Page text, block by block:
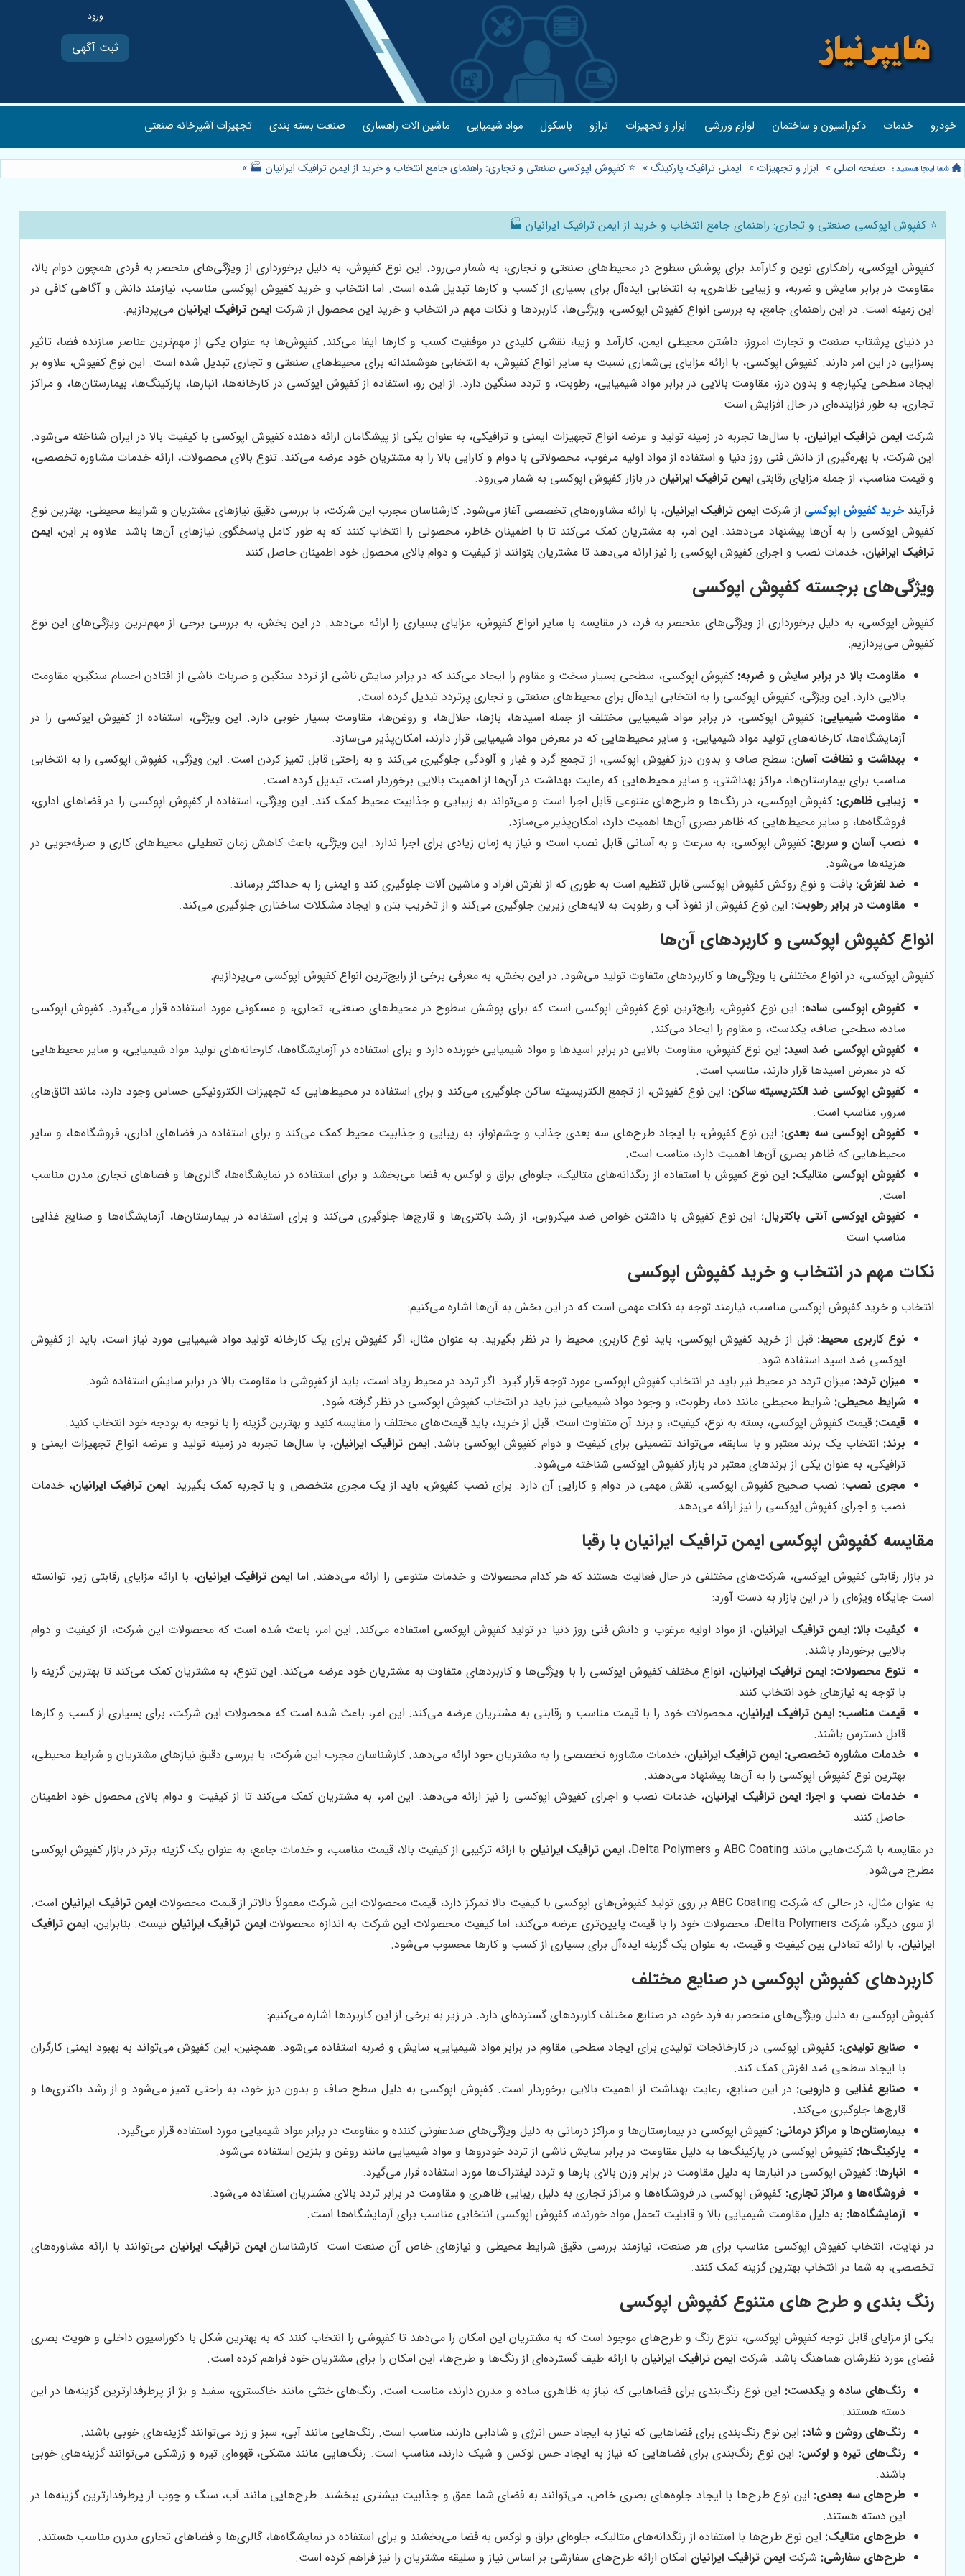
ثبت آگهی
خودرو خدمات دکوراسیون و ساختمان لوازم ورزشی ابزار و تجهیزات ترازو باسکول مواد شیمیایی ماشین آلات راهسازی صنعت بسته بندی تجهیزات آشپزخانه صنعتی
صفحه اصلی » ابزار و تجهیزات » ایمنی ترافیک پارکینگ» ⭐️ کفپوش اپوکسی صنعتی و تجاری: راهنمای جامع انتخاب و خرید از ایمن ترافیک ایرانیان 🏭 »
⭐️ کفپوش اپوکسی صنعتی و تجاری: راهنمای جامع انتخاب و خرید از ایمن ترافیک ایرانیان 🏭
کفپوش اپوکسی، راهکاری نوین و کارآمد برای پوشش سطوح در محیط‌های صنعتی و تجاری، به شمار می‌رود. این نوع کفپوش، به دلیل برخورداری از ویژگی‌های منحصر به فردی همچون دوام بالا،
مقاومت در برابر سایش و ضربه، و زیبایی ظاهری، به انتخابی ایده‌آل برای بسیاری از کسب و کارها تبدیل شده است. اما انتخاب و خرید کفپوش اپوکسی مناسب، نیازمند دانش و آگاهی کافی در
این زمینه است. در این راهنمای جامع، به بررسی انواع کفپوش اپوکسی، ویژگی‌ها، کاربردها و نکات مهم در انتخاب و خرید این محصول از شرکت ایمن ترافیک ایرانیان می‌پردازیم.
در دنیای پرشتاب صنعت و تجارت امروز، داشتن محیطی ایمن، کارآمد و زیبا، نقشی کلیدی در موفقیت کسب و کارها ایفا می‌کند. کفپوش‌ها به عنوان یکی از مهم‌ترین عناصر سازنده فضا، تاثیر
بسزایی در این امر دارند. کفپوش اپوکسی، با ارائه مزایای بی‌شماری نسبت به سایر انواع کفپوش، به انتخابی هوشمندانه برای محیط‌های صنعتی و تجاری تبدیل شده است. این نوع کفپوش، علاوه بر
ایجاد سطحی یکپارچه و بدون درز، مقاومت بالایی در برابر مواد شیمیایی، رطوبت، و تردد سنگین دارد. از این رو، استفاده از کفپوش اپوکسی در کارخانه‌ها، انبارها، پارکینگ‌ها، بیمارستان‌ها، و مراکز
تجاری، به طور فزاینده‌ای در حال افزایش است.
شرکتایمن ترافیک ایرانیان، با سال‌ها تجربه در زمینه تولید و عرضه انواع تجهیزات ایمنی و ترافیکی، به عنوان یکی از پیشگامان ارائه دهنده کفپوش اپوکسی با کیفیت بالا در ایران شناخته می‌شود.
این شرکت، با بهره‌گیری از دانش فنی روز دنیا و استفاده از مواد اولیه مرغوب، محصولاتی با دوام و کارایی بالا را به مشتریان خود عرضه می‌کند. تنوع بالای محصولات، ارائه خدمات مشاوره تخصصی،
و قیمت مناسب، از جمله مزایای رقابتی ایمن ترافیک ایرانیان در بازار کفپوش اپوکسی به شمار می‌رود.
فرآیند خرید کفپوش اپوکسی از شرکت ایمن ترافیک ایرانیان، با ارائه مشاوره‌های تخصصی آغاز می‌شود. کارشناسان مجرب این شرکت، با بررسی دقیق نیازهای مشتریان و شرایط محیطی، بهترین نوع
کفپوش اپوکسی را به آن‌ها پیشنهاد می‌دهند. این امر، به مشتریان کمک می‌کند تا با اطمینان خاطر، محصولی را انتخاب کنند که به طور کامل پاسخگوی نیازهای آن‌ها باشد. علاوه بر این،ایمن
ترافیک ایرانیان، خدمات نصب و اجرای کفپوش اپوکسی را نیز ارائه می‌دهد تا مشتریان بتوانند از کیفیت و دوام بالای محصول خود اطمینان حاصل کنند.
ویژگی‌های برجسته کفپوش اپوکسی
کفپوش اپوکسی، به دلیل برخورداری از ویژگی‌های منحصر به فرد، در مقایسه با سایر انواع کفپوش، مزایای بسیاری را ارائه می‌دهد. در این بخش، به بررسی برخی از مهم‌ترین ویژگی‌های این نوع
کفپوش می‌پردازیم:
مقاومت بالا در برابر سایش و ضربه: کفپوش اپوکسی، سطحی بسیار سخت و مقاوم را ایجاد می‌کند که در برابر سایش ناشی از تردد سنگین و ضربات ناشی از افتادن اجسام سنگین، مقاومت
بالایی دارد. این ویژگی، کفپوش اپوکسی را به انتخابی ایده‌آل برای محیط‌های صنعتی و تجاری پرتردد تبدیل کرده است.
مقاومت شیمیایی: کفپوش اپوکسی، در برابر مواد شیمیایی مختلف از جمله اسیدها، بازها، حلال‌ها، و روغن‌ها، مقاومت بسیار خوبی دارد. این ویژگی، استفاده از کفپوش اپوکسی را در
آزمایشگاه‌ها، کارخانه‌های تولید مواد شیمیایی، و سایر محیط‌هایی که در معرض مواد شیمیایی قرار دارند، امکان‌پذیر می‌سازد.
بهداشت و نظافت آسان: سطح صاف و بدون درز کفپوش اپوکسی، از تجمع گرد و غبار و آلودگی جلوگیری می‌کند و به راحتی قابل تمیز کردن است. این ویژگی، کفپوش اپوکسی را به انتخابی
مناسب برای بیمارستان‌ها، مراکز بهداشتی، و سایر محیط‌هایی که رعایت بهداشت در آن‌ها از اهمیت بالایی برخوردار است، تبدیل کرده است.
زیبایی ظاهری: کفپوش اپوکسی، در رنگ‌ها و طرح‌های متنوعی قابل اجرا است و می‌تواند به زیبایی و جذابیت محیط کمک کند. این ویژگی، استفاده از کفپوش اپوکسی را در فضاهای اداری،
فروشگاه‌ها، و سایر محیط‌هایی که ظاهر بصری آن‌ها اهمیت دارد، امکان‌پذیر می‌سازد.
نصب آسان و سریع: کفپوش اپوکسی، به سرعت و به آسانی قابل نصب است و نیاز به زمان زیادی برای اجرا ندارد. این ویژگی، باعث کاهش زمان تعطیلی محیط‌های کاری و صرفه‌جویی در
هزینه‌ها می‌شود.
ضد لغزش: بافت و نوع روکش کفپوش اپوکسی قابل تنظیم است به طوری که از لغزش افراد و ماشین آلات جلوگیری کند و ایمنی را به حداکثر برساند.
مقاومت در برابر رطوبت: این نوع کفپوش از نفوذ آب و رطوبت به لایه‌های زیرین جلوگیری می‌کند و از تخریب بتن و ایجاد مشکلات ساختاری جلوگیری می‌کند.
انواع کفپوش اپوکسی و کاربردهای آن‌ها
کفپوش اپوکسی، در انواع مختلفی با ویژگی‌ها و کاربردهای متفاوت تولید می‌شود. در این بخش، به معرفی برخی از رایج‌ترین انواع کفپوش اپوکسی می‌پردازیم:
کفپوش اپوکسی ساده: این نوع کفپوش، رایج‌ترین نوع کفپوش اپوکسی است که برای پوشش سطوح در محیط‌های صنعتی، تجاری، و مسکونی مورد استفاده قرار می‌گیرد. کفپوش اپوکسی
ساده، سطحی صاف، یکدست، و مقاوم را ایجاد می‌کند.
کفپوش اپوکسی ضد اسید: این نوع کفپوش، مقاومت بالایی در برابر اسیدها و مواد شیمیایی خورنده دارد و برای استفاده در آزمایشگاه‌ها، کارخانه‌های تولید مواد شیمیایی، و سایر محیط‌هایی
که در معرض اسیدها قرار دارند، مناسب است.
کفپوش اپوکسی ضد الکتریسیته ساکن: این نوع کفپوش، از تجمع الکتریسیته ساکن جلوگیری می‌کند و برای استفاده در محیط‌هایی که تجهیزات الکترونیکی حساس وجود دارد، مانند اتاق‌های
سرور، مناسب است.
کفپوش اپوکسی سه بعدی: این نوع کفپوش، با ایجاد طرح‌های سه بعدی جذاب و چشم‌نواز، به زیبایی و جذابیت محیط کمک می‌کند و برای استفاده در فضاهای اداری، فروشگاه‌ها، و سایر
محیط‌هایی که ظاهر بصری آن‌ها اهمیت دارد، مناسب است.
کفپوش اپوکسی متالیک: این نوع کفپوش با استفاده از رنگدانه‌های متالیک، جلوه‌ای براق و لوکس به فضا می‌بخشد و برای استفاده در نمایشگاه‌ها، گالری‌ها و فضاهای تجاری مدرن مناسب
است.
کفپوش اپوکسی آنتی باکتریال: این نوع کفپوش با داشتن خواص ضد میکروبی، از رشد باکتری‌ها و قارچ‌ها جلوگیری می‌کند و برای استفاده در بیمارستان‌ها، آزمایشگاه‌ها و صنایع غذایی
مناسب است.
نکات مهم در انتخاب و خرید کفپوش اپوکسی
انتخاب و خرید کفپوش اپوکسی مناسب، نیازمند توجه به نکات مهمی است که در این بخش به آن‌ها اشاره می‌کنیم:
نوع کاربری محیط: قبل از خرید کفپوش اپوکسی، باید نوع کاربری محیط را در نظر بگیرید. به عنوان مثال، اگر کفپوش برای یک کارخانه تولید مواد شیمیایی مورد نیاز است، باید از کفپوش
اپوکسی ضد اسید استفاده شود.
میزان تردد: میزان تردد در محیط نیز باید در انتخاب کفپوش اپوکسی مورد توجه قرار گیرد. اگر تردد در محیط زیاد است، باید از کفپوشی با مقاومت بالا در برابر سایش استفاده شود.
شرایط محیطی: شرایط محیطی مانند دما، رطوبت، و وجود مواد شیمیایی نیز باید در انتخاب کفپوش اپوکسی در نظر گرفته شود.
قیمت: قیمت کفپوش اپوکسی، بسته به نوع، کیفیت، و برند آن متفاوت است. قبل از خرید، باید قیمت‌های مختلف را مقایسه کنید و بهترین گزینه را با توجه به بودجه خود انتخاب کنید.
برند: انتخاب یک برند معتبر و با سابقه، می‌تواند تضمینی برای کیفیت و دوام کفپوش اپوکسی باشد.ایمن ترافیک ایرانیان، با سال‌ها تجربه در زمینه تولید و عرضه انواع تجهیزات ایمنی و
ترافیکی، به عنوان یکی از برندهای معتبر در بازار کفپوش اپوکسی شناخته می‌شود.
مجری نصب: نصب صحیح کفپوش اپوکسی، نقش مهمی در دوام و کارایی آن دارد. برای نصب کفپوش، باید از یک مجری متخصص و با تجربه کمک بگیرید. ایمن ترافیک ایرانیان، خدمات
نصب و اجرای کفپوش اپوکسی را نیز ارائه می‌دهد.
مقایسه کفپوش اپوکسی ایمن ترافیک ایرانیان با رقبا
در بازار رقابتی کفپوش اپوکسی، شرکت‌های مختلفی در حال فعالیت هستند که هر کدام محصولات و خدمات متنوعی را ارائه می‌دهند. اماایمن ترافیک ایرانیان، با ارائه مزایای رقابتی زیر، توانسته
است جایگاه ویژه‌ای را در این بازار به دست آورد:
کیفیت بالا: ایمن ترافیک ایرانیان، از مواد اولیه مرغوب و دانش فنی روز دنیا در تولید کفپوش اپوکسی استفاده می‌کند. این امر، باعث شده است که محصولات این شرکت، از کیفیت و دوام
بالایی برخوردار باشند.
تنوع محصولات: ایمن ترافیک ایرانیان، انواع مختلف کفپوش اپوکسی را با ویژگی‌ها و کاربردهای متفاوت به مشتریان خود عرضه می‌کند. این تنوع، به مشتریان کمک می‌کند تا بهترین گزینه را
با توجه به نیازهای خود انتخاب کنند.
قیمت مناسب: ایمن ترافیک ایرانیان، محصولات خود را با قیمت مناسب و رقابتی به مشتریان عرضه می‌کند. این امر، باعث شده است که محصولات این شرکت، برای بسیاری از کسب و کارها
قابل دسترس باشند.
خدمات مشاوره تخصصی: ایمن ترافیک ایرانیان، خدمات مشاوره تخصصی را به مشتریان خود ارائه می‌دهد. کارشناسان مجرب این شرکت، با بررسی دقیق نیازهای مشتریان و شرایط محیطی،
بهترین نوع کفپوش اپوکسی را به آن‌ها پیشنهاد می‌دهند.
خدمات نصب و اجرا: ایمن ترافیک ایرانیان، خدمات نصب و اجرای کفپوش اپوکسی را نیز ارائه می‌دهد. این امر، به مشتریان کمک می‌کند تا از کیفیت و دوام بالای محصول خود اطمینان
حاصل کنند.
در مقایسه با شرکت‌هایی مانند ABC Coating و Delta Polymers،
ایمن ترافیک ایرانیان با ارائه ترکیبی از کیفیت بالا، قیمت مناسب، و خدمات جامع، به عنوان یک گزینه برتر در بازار کفپوش اپوکسی
مطرح می‌شود.
به عنوان مثال، در حالی که شرکت ABC Coating بر روی تولید کفپوش‌های اپوکسی با کیفیت بالا تمرکز دارد، قیمت محصولات این شرکت معمولاً بالاتر از قیمت محصولات
ایمن ترافیک ایرانیان است.
از سوی دیگر، شرکت Delta Polymers، محصولات خود را با قیمت پایین‌تری عرضه می‌کند، اما کیفیت محصولات این شرکت به اندازه محصولات
ایمن ترافیک ایرانیان نیست. بنابراین، ایمن ترافیک
ایرانیان، با ارائه تعادلی بین کیفیت و قیمت، به عنوان یک گزینه ایده‌آل برای بسیاری از کسب و کارها محسوب می‌شود.
کاربردهای کفپوش اپوکسی در صنایع مختلف
کفپوش اپوکسی به دلیل ویژگی‌های منحصر به فرد خود، در صنایع مختلف کاربردهای گسترده‌ای دارد. در زیر به برخی از این کاربردها اشاره می‌کنیم:
صنایع تولیدی: کفپوش اپوکسی در کارخانجات تولیدی برای ایجاد سطحی مقاوم در برابر مواد شیمیایی، سایش و ضربه استفاده می‌شود. همچنین، این کفپوش می‌تواند به بهبود ایمنی کارگران
با ایجاد سطحی ضد لغزش کمک کند.
صنایع غذایی و دارویی: در این صنایع، رعایت بهداشت از اهمیت بالایی برخوردار است. کفپوش اپوکسی به دلیل سطح صاف و بدون درز خود، به راحتی تمیز می‌شود و از رشد باکتری‌ها و
قارچ‌ها جلوگیری می‌کند.
بیمارستان‌ها و مراکز درمانی: کفپوش اپوکسی در بیمارستان‌ها و مراکز درمانی به دلیل ویژگی‌های ضدعفونی کننده و مقاومت در برابر مواد شیمیایی مورد استفاده قرار می‌گیرد.
پارکینگ‌ها: کفپوش اپوکسی در پارکینگ‌ها به دلیل مقاومت در برابر سایش ناشی از تردد خودروها و مواد شیمیایی مانند روغن و بنزین استفاده می‌شود.
انبارها: کفپوش اپوکسی در انبارها به دلیل مقاومت در برابر وزن بالای بارها و تردد لیفتراک‌ها مورد استفاده قرار می‌گیرد.
فروشگاه‌ها و مراکز تجاری: کفپوش اپوکسی در فروشگاه‌ها و مراکز تجاری به دلیل زیبایی ظاهری و مقاومت در برابر تردد بالای مشتریان استفاده می‌شود.
آزمایشگاه‌ها: به دلیل مقاومت شیمیایی بالا و قابلیت تحمل مواد خورنده، کفپوش اپوکسی انتخابی مناسب برای آزمایشگاه‌ها است.
در نهایت، انتخاب کفپوش اپوکسی مناسب برای هر صنعت، نیازمند بررسی دقیق شرایط محیطی و نیازهای خاص آن صنعت است. کارشناسانایمن ترافیک ایرانیان می‌توانند با ارائه مشاوره‌های
تخصصی، به شما در انتخاب بهترین گزینه کمک کنند.
رنگ بندی و طرح های متنوع کفپوش اپوکسی
یکی از مزایای قابل توجه کفپوش اپوکسی، تنوع رنگ و طرح‌های موجود است که به مشتریان این امکان را می‌دهد تا کفپوشی را انتخاب کنند که به بهترین شکل با دکوراسیون داخلی و هویت بصری
فضای مورد نظرشان هماهنگ باشد. شرکت ایمن ترافیک ایرانیان با ارائه طیف گسترده‌ای از رنگ‌ها و طرح‌ها، این امکان را برای مشتریان خود فراهم کرده است.
رنگ‌های ساده و یکدست: این نوع رنگ‌بندی برای فضاهایی که نیاز به ظاهری ساده و مدرن دارند، مناسب است. رنگ‌های خنثی مانند خاکستری، سفید و بژ از پرطرفدارترین گزینه‌ها در این
دسته هستند.
رنگ‌های روشن و شاد: این نوع رنگ‌بندی برای فضاهایی که نیاز به ایجاد حس انرژی و شادابی دارند، مناسب است. رنگ‌هایی مانند آبی، سبز و زرد می‌توانند گزینه‌های خوبی باشند.
رنگ‌های تیره و لوکس: این نوع رنگ‌بندی برای فضاهایی که نیاز به ایجاد حس لوکس و شیک دارند، مناسب است. رنگ‌هایی مانند مشکی، قهوه‌ای تیره و زرشکی می‌توانند گزینه‌های خوبی
باشند.
طرح‌های سه بعدی: این نوع طرح‌ها با ایجاد جلوه‌های بصری خاص، می‌توانند به فضای شما عمق و جذابیت بیشتری ببخشند. طرح‌هایی مانند آب، سنگ و چوب از پرطرفدارترین گزینه‌ها در
این دسته هستند.
طرح‌های متالیک: این نوع طرح‌ها با استفاده از رنگدانه‌های متالیک، جلوه‌ای براق و لوکس به فضا می‌بخشند و برای استفاده در نمایشگاه‌ها، گالری‌ها و فضاهای تجاری مدرن مناسب هستند.
طرح‌های سفارشی: شرکت ایمن ترافیک ایرانیان امکان ارائه طرح‌های سفارشی بر اساس نیاز و سلیقه مشتریان را نیز فراهم کرده است.